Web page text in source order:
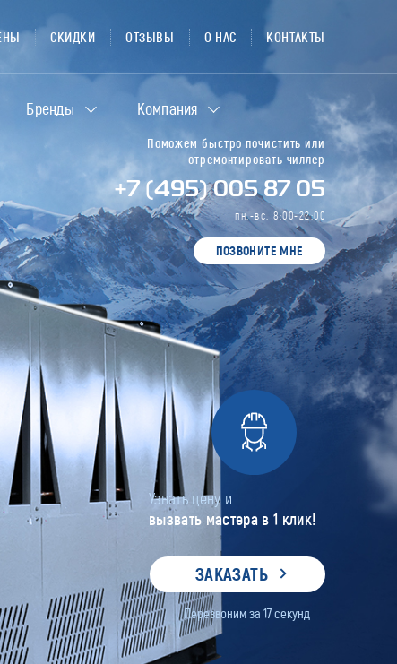
Поможем быстро почистить или
отремонтировать чиллер
+7 (495) 005 87 05
пн.-вс. 8:00-22:00
ПОЗВОНИТЕ МНЕ
Узнать цену и
вызвать мастера в 1 клик!
ЗАКАЗАТЬ
Перезвоним за 17секунд
СКИДКИ ОТЗЫВЫ О НАС КОНТАКТЫ
Бренды Компания